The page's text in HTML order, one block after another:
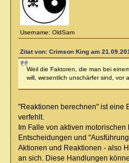
Username: OldSam
Zitat von: Crimson King am
Weil die Faktoren, die man bei
will, wesentlich unschärfer sind, vor
"Reaktionen berechnen" ist eine
verfehlt.
Im Falle von aktiven
Entscheidungen und
Aktionen und Reaktionen - also
an sich. Diese Handlungen